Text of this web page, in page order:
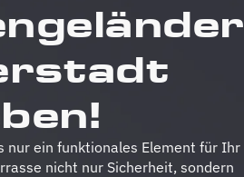
nur ein funktionales Element für Ihr
nicht nur Sicherheit, sondern